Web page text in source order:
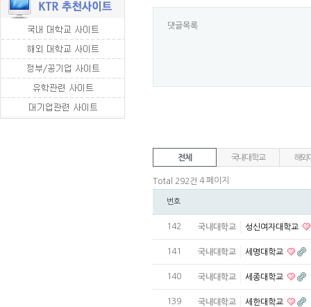
댓글목록
전체 국내대학교 해외
Total 292건 4 페이지
번호
142 국내대학교 성신여자대학교
141 국내대학교 세명대학교
140 국내대학교 세종대학교
139 국내대학교 세한대학교